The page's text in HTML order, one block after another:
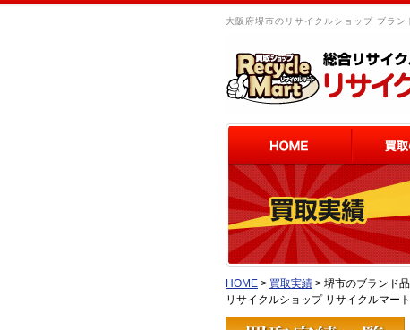
大阪府堺市のリサイクルショップ ブラ
HOME > 買取実績 > 堺市のブランド
リサイクルショップ リサイクルマー